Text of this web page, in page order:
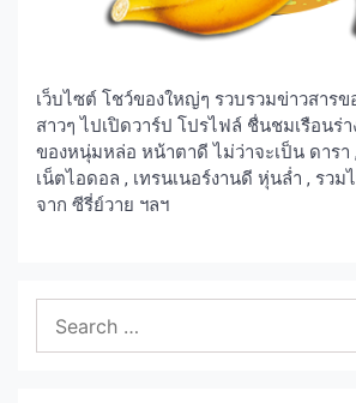
เว็บไซต์ โชว์ของใหญ่ๆ รวบรวมข่าวสาร
สาวๆ ไปเปิดวาร์ป โปรไฟล์ ชื่นชมเรือนร่
ของหนุ่มหล่อ หน้าตาดี ไม่ว่าจะเป็น ดารา
เน็ตไอดอล , เทรนเนอร์งานดี หุ่นล่ำ , รว
จาก ซีรี่ย์วาย ฯลฯ
for: